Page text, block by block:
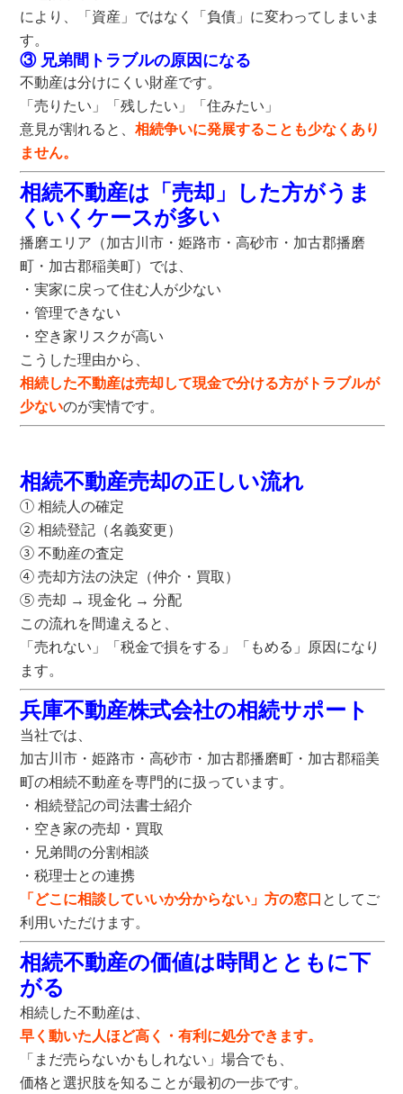
により、
「資産」ではなく「負債」 に変わってしまいま
す。
③ 兄弟間トラブルの原因になる
不動産は分けにくい財産です。
「売りたい」「残したい」「住みたい」
意見が割れると、相続争いに発展することも少なくあり
ません。
相続不動産は「売却」した方がうま
くいくケースが多い
播磨エリア （加古川市・姫路市・高砂市・加古郡播磨
町・加古郡稲美町） では、
・実家に戻って住む人が少ない
・管理できない
・空き家リスクが高い
こうした理由から、
相続した不動産は売却して現金で分ける方がトラブルが
少ないのが実情です。
相続不動産売却の正しい流れ
①相続人の確定
②相続登記（名義変更）
③不動産の査定
④売却方法の決定（仲介・買取）
⑤売却 →現金化 →分配
この流れを間違えると、
「売れない」「税金で損をする」「もめる」原因になり
ます。
兵庫不動産株式会社の相続サポート
当社では、
加古川市・姫路市・高砂市・加古郡播磨町・加古郡稲美
町の相続不動産を専門的に扱っています。
・相続登記の司法書士紹介
・空き家の売却・買取
・兄弟間の分割相談
・税理士との連携
「どこに相談していいか分からない」方の窓口 としてご
利用いただけます。
相続不動産の価値は時間とともに下
がる
相続した不動産は、
早く動いた人ほど高く・有利に処分できます。
「まだ売らないかもしれない」場合でも、
価格と選択肢を知ることが最初の一歩です。